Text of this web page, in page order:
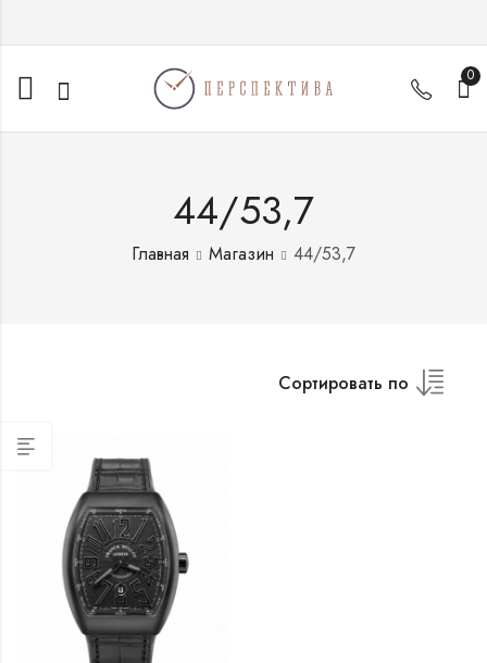
0
44/53,7
Главная Магазин 44/53,7
Сортировать по